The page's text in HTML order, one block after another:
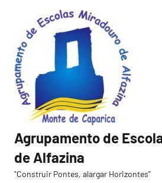
conteúdo
Agrupamento de
de Alfazina
"Construir Pontes, alargar Horizontes"